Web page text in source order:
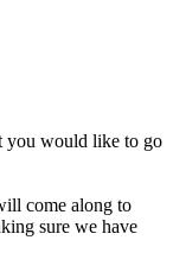
you would like to go
come along to
sure we have